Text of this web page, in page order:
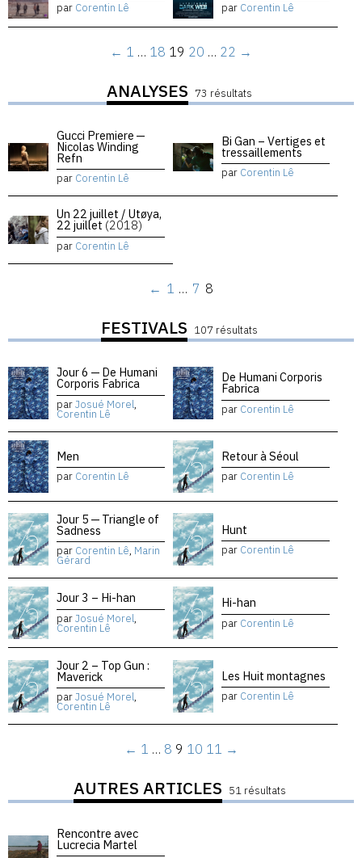
par Corentin Lê par Corentin Lê
← 1 … 18 19 20 … 22 →
ANALYSES 73 résultats
Gucci Premiere —
Nicolas Winding
Refn
par Corentin Lê
Bi Gan – Vertiges et
tressaillements
par Corentin Lê
Un 22 juillet / Utøya,
22 juillet (2018)
par Corentin Lê
← 1 … 7 8
FESTIVALS 107 résultats
Jour 6 — De Humani
Corporis Fabrica
parJosué Morel,
Corentin Lê
De Humani Corporis
Fabrica
par Corentin Lê
Men
par Corentin Lê
Retour à Séoul
par Corentin Lê
Jour 5 — Triangle of
Sadness
par Corentin Lê, Marin
Gérard
Hunt
par Corentin Lê
Jour 3 – Hi-han
parJosué Morel,
Corentin Lê
Hi-han
par Corentin Lê
Jour 2 – Top Gun :
Maverick
parJosué Morel,
Corentin Lê
Les Huit montagnes
par Corentin Lê
← 1 … 8 9 10 11 →
AUTRES ARTICLES 51 résultats
Rencontre avec
Lucrecia Martel